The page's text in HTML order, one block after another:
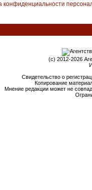
конфиденциальности
(c) 2012-2026
Свидетельство о
Копирование
Мнение редакции может не